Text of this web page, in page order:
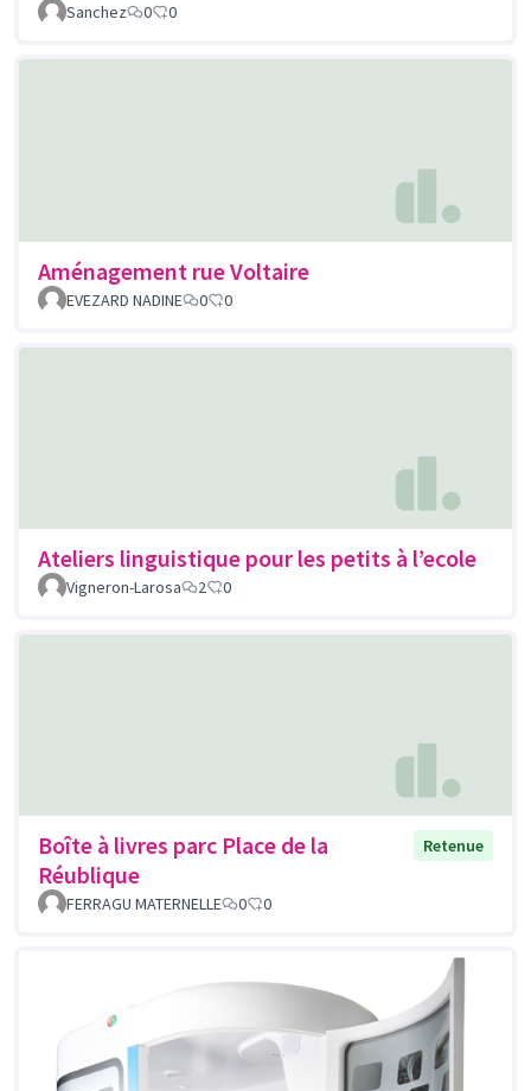
Sanchez 0 0
Aménagement rue Voltaire
EVEZARD NADINE 0 0
Ateliers linguistique pour les petits à l’ecole
Vigneron-Larosa 2 0
Boîte à livres parc Place de la
Réublique
Retenue
FERRAGU MATERNELLE 0 0